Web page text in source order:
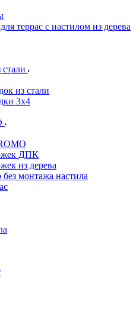
террас с настилом из дерева
из стали
3х4
ДПК
из дерева
монтажа настила